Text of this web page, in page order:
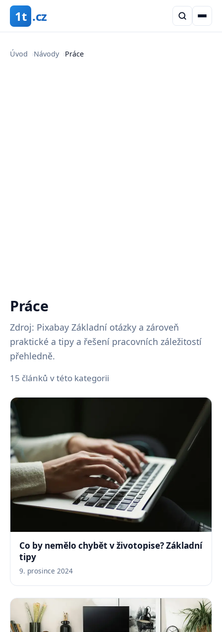
1t .cz
Úvod ›Návody ›Práce
Práce
Zdroj: Pixabay Základní otázky a zároveň
praktické a tipy a řešení pracovních záležitostí
přehledně.
15 článků v této kategorii
Co by nemělo chybět v životopise? Základní
tipy
9. prosince 2024